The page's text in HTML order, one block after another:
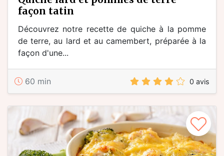
façon tatin
Découvrez notre recette de quiche à la pomme
de terre, au lard et au camembert, préparée à la
façon d'une...
60 min 0 avis